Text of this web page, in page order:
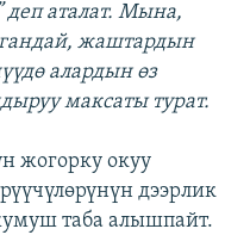
деп аталат. Мына,
жаштардын
алардын өз
максаты турат.
жогорку окуу
дээрлик
таба алышпайт.